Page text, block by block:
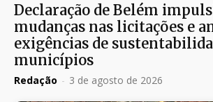
Declaração de Belém
mudanças nas licitações e
exigências de
municípios
Redação - 3 de agosto de 2026